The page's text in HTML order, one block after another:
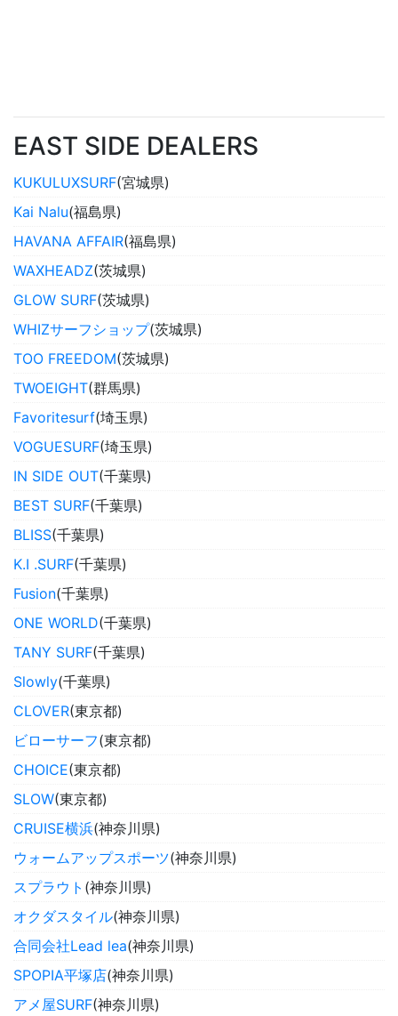
EAST SIDE DEALERS
KUKULUXSURF(宮城県)
Kai Nalu(福島県)
HAVANA AFFAIR(福島県)
WAXHEADZ(茨城県)
GLOW SURF(茨城県)
WHIZサーフショップ(茨城県)
TOO FREEDOM(茨城県)
TWOEIGHT(群馬県)
Favoritesurf(埼玉県)
VOGUESURF(埼玉県)
IN SIDE OUT(千葉県)
BEST SURF(千葉県)
BLISS(千葉県)
K.I .SURF(千葉県)
Fusion(千葉県)
ONE WORLD(千葉県)
TANY SURF(千葉県)
Slowly(千葉県)
CLOVER(東京都)
ビローサーフ(東京都)
CHOICE(東京都)
SLOW(東京都)
CRUISE横浜(神奈川県)
ウォームアップスポーツ(神奈川県)
スプラウト (神奈川県)
オクダスタイル(神奈川県)
合同会社Lead lea(神奈川県)
SPOPIA平塚店(神奈川県)
アメ屋SURF(神奈川県)